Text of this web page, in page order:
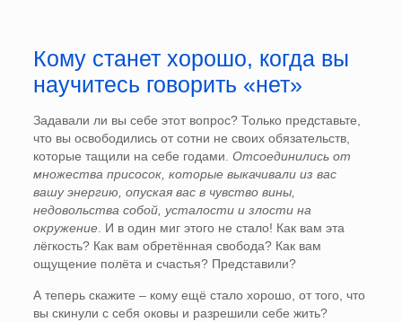
Кому станет хорошо, когда вы
научитесь говорить «нет»
Задавали ли вы себе этот вопрос? Только представьте,
что вы освободились от сотни не своих обязательств,
которые тащили на себе годами. Отсоединились от
множества присосок, которые выкачивали из вас
вашу энергию, опуская вас в чувство вины,
недовольства собой, усталости и злости на
окружение. И в один миг этого не стало! Как вам эта
лёгкость? Как вам обретённая свобода? Как вам
ощущение полёта и счастья? Представили?
А теперь скажите – кому ещё стало хорошо, от того, что
вы скинули с себя оковы и разрешили себе жить?